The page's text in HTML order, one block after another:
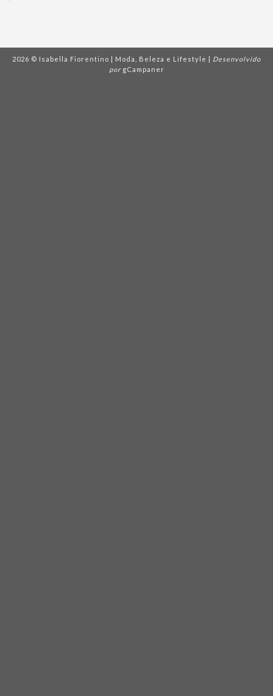
2026 © Isabella Fiorentino | Moda, Beleza e Lifestyle | Desenvolvido
por gCampaner